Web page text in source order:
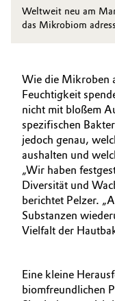
Weltweit neu am
das Mikrobiom
Wie die Mikroben
Feuchtigkeit
nicht mit bloßem
spezifischen
jedoch genau,
aushalten und
„Wir haben
Diversität und
berichtet Pelzer.
Substanzen
Vielfalt der
Eine kleine
biomfreundlichen